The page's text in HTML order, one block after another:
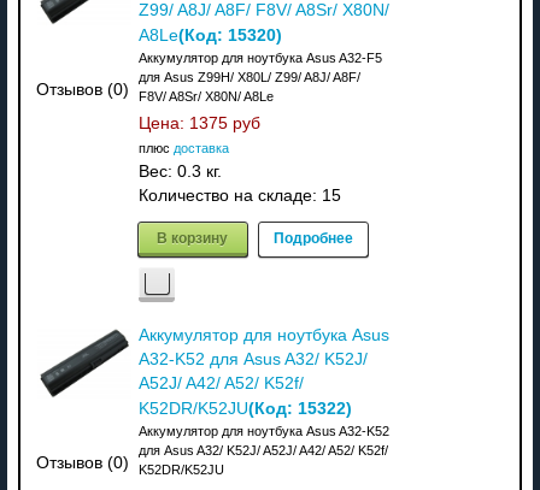
Отзывов (0)
Z99/ A8J/ A8F/ F8V/ A8Sr/ X80N/
A8Le(Код: 15320)
Аккумулятор для ноутбука Asus A32-F5
для Asus Z99H/ X80L/ Z99/ A8J/ A8F/
F8V/ A8Sr/ X80N/ A8Le
Цена: 1375 руб
плюс доставка
Вес: 0.3 кг.
Количество на складе: 15
В корзину Подробнее
Отзывов (0)
Аккумулятор для ноутбука Asus
A32-K52 для Asus A32/ K52J/
A52J/ A42/ A52/ K52f/
K52DR/K52JU(Код: 15322)
Аккумулятор для ноутбука Asus A32-K52
для Asus A32/ K52J/ A52J/ A42/ A52/ K52f/
K52DR/K52JU